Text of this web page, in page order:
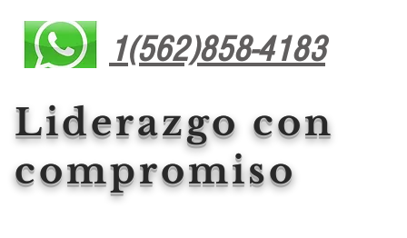
1(562)858-4183
Liderazgo con
compromiso